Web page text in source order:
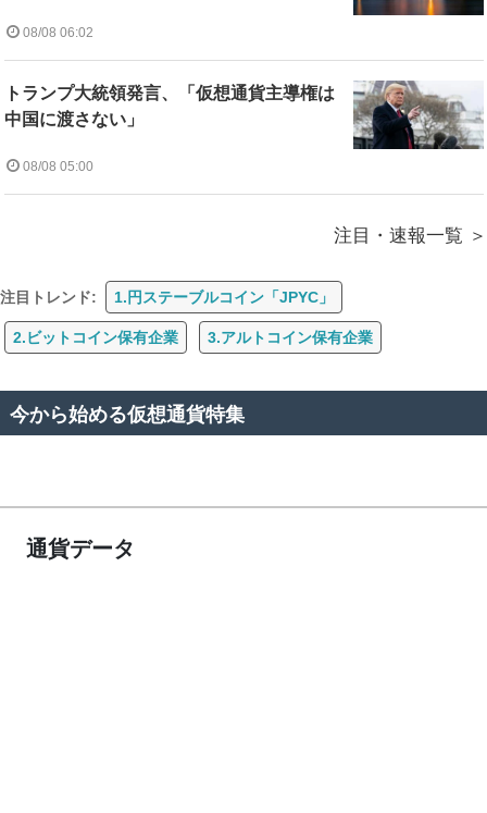
08/08 06:02
トランプ大統領発言、「仮想通貨主導権は
中国に渡さない」
08/08 05:00
注目・速報一覧
注目トレンド: 1.円ステーブルコイン「JPYC」
2.ビットコイン保有企業 3.アルトコイン保有企業
今から始める仮想通貨特集
通貨データ